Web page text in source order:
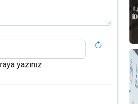
yazınız